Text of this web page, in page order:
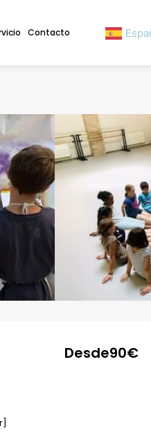
Contacto
Desde90€